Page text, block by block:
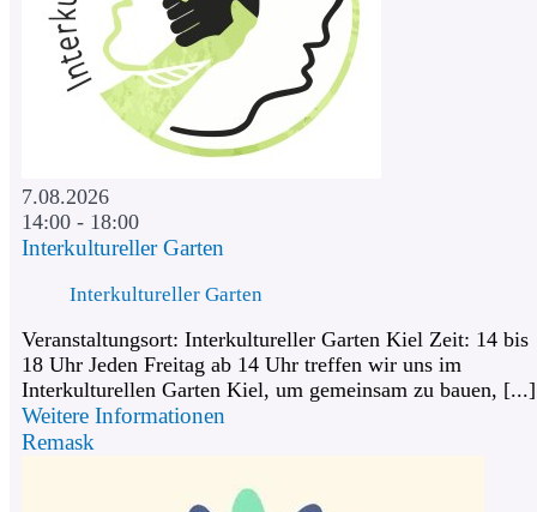
7.08.2026
14:00 - 18:00
Interkultureller Garten
Interkultureller Garten
Veranstaltungsort: Interkultureller Garten Kiel Zeit: 14 bis
18 Uhr Jeden Freitag ab 14 Uhr treffen wir uns im
Interkulturellen Garten Kiel, um gemeinsam zu bauen, [...]
Weitere Informationen
Remask